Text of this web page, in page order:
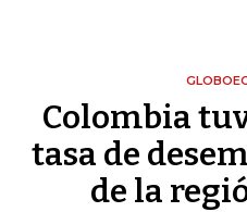
Colombia
tasa de
de la